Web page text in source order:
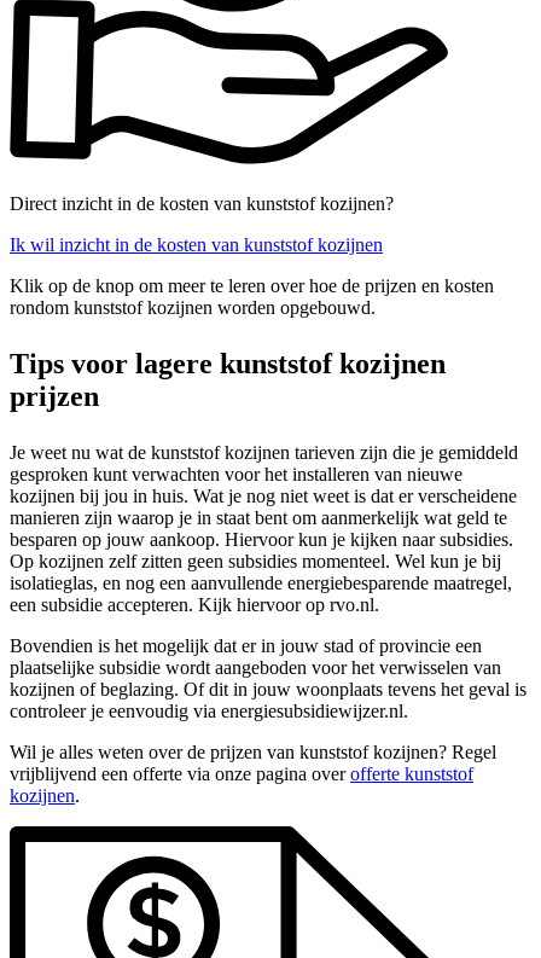
Direct inzicht in de kosten van kunststof kozijnen?
Ik wil inzicht in de kosten van kunststof kozijnen
Klik op de knop om meer te leren over hoe de prijzen en kosten
rondom kunststof kozijnen worden opgebouwd.
Tips voor lagere kunststof kozijnen
prijzen
Je weet nu wat de kunststof kozijnen tarieven zijn die je gemiddeld
gesproken kunt verwachten voor het installeren van nieuwe
kozijnen bij jou in huis. Wat je nog niet weet is dat er verscheidene
manieren zijn waarop je in staat bent om aanmerkelijk wat geld te
besparen op jouw aankoop. Hiervoor kun je kijken naar subsidies.
Op kozijnen zelf zitten geen subsidies momenteel. Wel kun je bij
isolatieglas, en nog een aanvullende energiebesparende maatregel,
een subsidie accepteren. Kijk hiervoor op rvo.nl.
Bovendien is het mogelijk dat er in jouw stad of provincie een
plaatselijke subsidie wordt aangeboden voor het verwisselen van
kozijnen of beglazing. Of dit in jouw woonplaats tevens het geval is
controleer je eenvoudig via energiesubsidiewijzer.nl.
Wil je alles weten over de prijzen van kunststof kozijnen? Regel
vrijblijvend een offerte via onze pagina overofferte kunststof
kozijnen.